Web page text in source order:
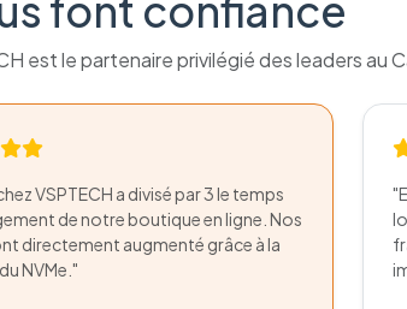
est le partenaire privilégié des leaders au
VSPTECH a divisé par 3 le temps
de notre boutique en ligne. Nos
directement augmenté grâce à la
NVMe."